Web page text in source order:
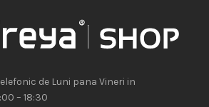
de Luni pana Vineri in
– 18:30